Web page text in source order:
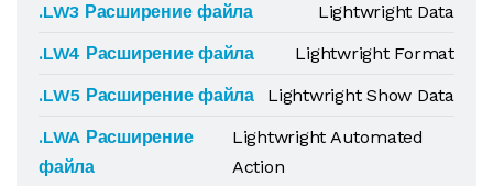
.LW3 Расширение файла
Lightwright Data
.LW4 Расширение файла
Lightwright Format
.LW5 Расширение файла
Lightwright Show Data
.LWA Расширение
файла
Lightwright Automated
Action